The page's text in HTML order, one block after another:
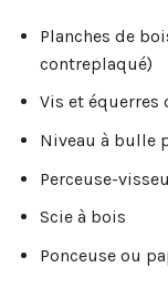
Planches de
contreplaqué)
Vis et équerres
Niveau à bulle
Perceuse-
Scie à bois
Ponceuse ou